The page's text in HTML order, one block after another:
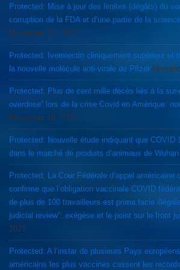
Protected: Mise à jour des limites (dégâts) du
corruption de la FDA et d’une partie de la
November 21, 2021
Protected: Ivermectin cliniquement supérieur et
la nouvelle molécule anti-virale de Pfizer
Protected: Plus de cent mille décès liés à la sur-
overdose” lors de la crise Covid en Amérique:
November 19, 2021
Protected: Nouvelle étude indiquant que COVID
dans le marché de produits d’animaux de Wuhan
Protected: La Cour Fédérale d’appel américaine
confirme que l’obligation vaccinale COVID fédérale pour les
de plus de 100 travailleurs est prima facie
judicial review”: exégèse et le point sur le front
2021
Protected: A l’instar de plusieurs Pays
américains les plus vaccinés cassent les